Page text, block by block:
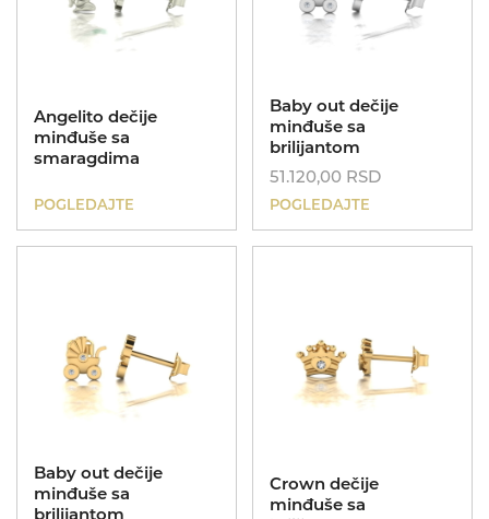
Koreni
Poklon za sve prilike
Angelito dečije
minđuše sa
smaragdima
POGLEDAJTE
Baby out dečije
minđuše sa
brilijantom
51.120,00 RSD
POGLEDAJTE
Baby out dečije
minđuše sa
brilijantom
Crown dečije
minđuše sa